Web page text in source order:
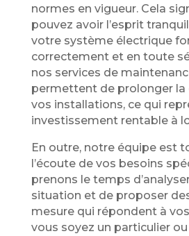
normes en vigueur. Cela
pouvez avoir l’esprit
votre système électrique
correctement et en toute
nos services de
permettent de prolonger la
vos installations, ce qui
investissement rentable à
En outre, notre équipe est
l’écoute de vos besoins
prenons le temps
situation et de proposer
mesure qui répondent à
vous soyez un particulier ou